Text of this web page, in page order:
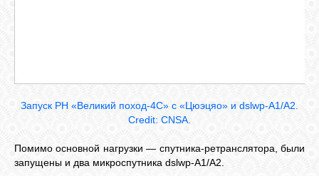
Запуск РН «Великий поход-4С» с «Цюэцяо» и dslwp-A1/A2.
Credit: CNSA.
Помимо основной нагрузки — спутника-ретранслятора, были
запущены и два микроспутника dslwp-A1/A2.